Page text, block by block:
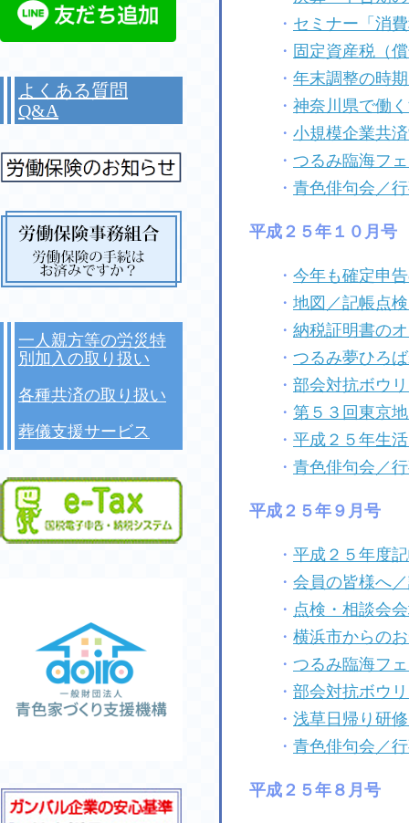
・ セミナー「消
・ 固定資産税（
・ 年末調整の時
・ 神奈川県で働
・ 小規模企業共
・ つるみ臨海フ
・ 青色俳句会／
平成２５年１０月号
・ 今年も確定申
・ 地図／記帳点
・ 納税証明書の
・ つるみ夢ひろ
・ 部会対抗ボウ
・ 第５３回東京
・ 平成２５年生
・ 青色俳句会／
平成２５年９月号
・ 平成２５年度
・ 会員の皆様へ
・ 点検・相談会
・ 横浜市からの
・ つるみ臨海フ
・ 部会対抗ボウ
・ 浅草日帰り研
・ 青色俳句会／
平成２５年８月号
よくある質問
Q&A
一人親方等の労災特
別加入の取り扱い
各種共済の取り扱い
葬儀支援サービス